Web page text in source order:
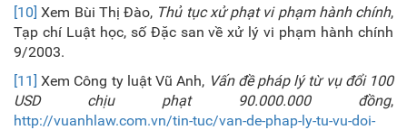
[10] Xem Bùi Thị Đào, Thủ tục xử phạt vi phạm hành chính,
Tạp chí Luật học, số Đặc san về xử lý vi phạm hành chính
9/2003.
[11] Xem Công ty luật Vũ Anh, Vấn đề pháp lý từ vụ đổi 100
USD chịu phạt 90.000.000 đồng,
http://vuanhlaw.com.vn/tin-tuc/van-de-phap-ly-tu-vu-doi-